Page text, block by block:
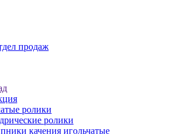
продаж
ролики
ролики
качения игольчатые